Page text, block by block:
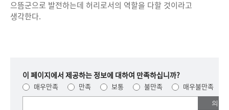
으뜸군으로 발전하는데 허리로서의 역할을 다할 것이라고
생각한다.
이 페이지에서 제공하는 정보에 대하여 만족하십니까?
매우만족 만족 보통 불만족
매우불만족